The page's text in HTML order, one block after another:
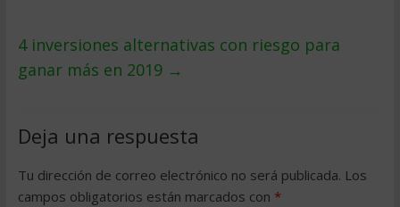
4 inversiones alternativas con riesgo para
ganar más en 2019 →
Deja una respuesta
Tu dirección de correo electrónico no será publicada. Los
campos obligatorios están marcados con *